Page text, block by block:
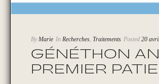
By Marie In Recherches Traitements Posted 20
GÉNÉTHON
PREMIER